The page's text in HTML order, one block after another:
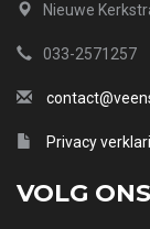
Nieuwe
033-2571257
Privacy
VOLG ONS